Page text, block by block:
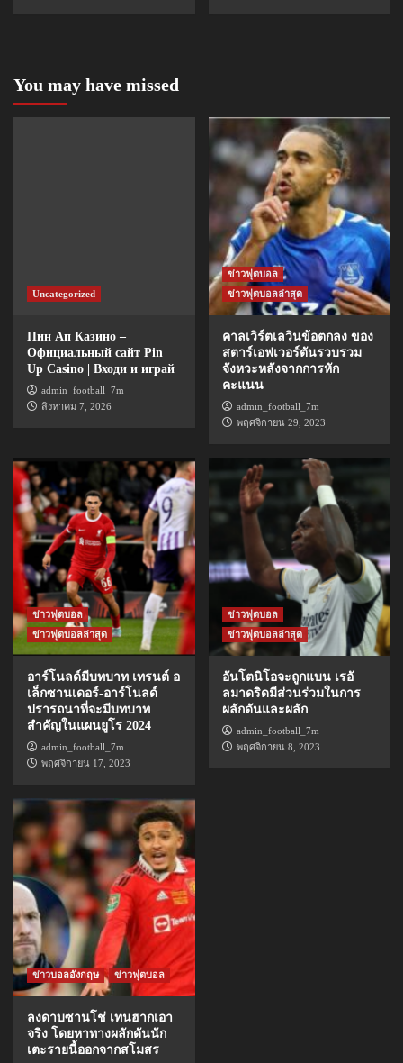
You may have missed
Uncategorized
Пин Ап Казино –
Официальный сайт Pin
Up Casino | Входи и играй
admin_football_7m
สิงหาคม 7, 2026
ข่าวฟุตบอล
ข่าวฟุตบอลล่าสุด
คาลเวิร์ตเลวินข้อตกลง ของ
สตาร์เอฟเวอร์ตันรวบรวม
จังหวะหลังจากการหัก
คะแนน
admin_football_7m
พฤศจิกายน 29, 2023
ข่าวฟุตบอล
ข่าวฟุตบอลล่าสุด
อาร์โนลด์มีบทบาท เทรนต์ อ
เล็กซานเดอร์-อาร์โนลด์
ปรารถนาที่จะมีบทบาท
สำคัญในแผนยูโร 2024
admin_football_7m
พฤศจิกายน 17, 2023
ข่าวฟุตบอล
ข่าวฟุตบอลล่าสุด
อันโตนิโอจะถูกแบน เรอั
ลมาดริดมีส่วนร่วมในการ
ผลักดันและผลัก
admin_football_7m
พฤศจิกายน 8, 2023
ข่าวบอลอังกฤษ ข่าวฟุตบอล
ลงดาบซานโช่ เทนฮากเอา
จริง โดยหาทางผลักดันนัก
เตะรายนี้ออกจากสโมสร